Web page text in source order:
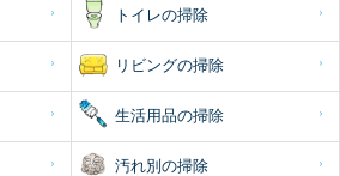
トイレの掃除
リビングの掃除
生活用品の掃除
汚れ別の掃除